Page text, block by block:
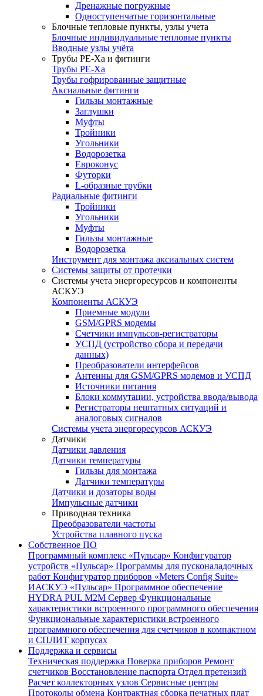
Дренажные погружные
Одноступенчатые горизонтальные
Блочные тепловые пункты, узлы учета
Блочные индивидуальные тепловые пункты
Вводные узлы учёта
Трубы РЕ-Ха и фитинги
Трубы РЕ-Ха
Трубы гофрированные защитные
Аксиальные фитинги
Гильзы монтажные
Заглушки
Муфты
Тройники
Угольники
Водорозетка
Евроконус
Футорки
L-образные трубки
Радиальные фитинги
Тройники
Угольники
Муфты
Гильзы монтажные
Водорозетка
Инструмент для монтажа аксиальных систем
Системы защиты от протечки
Системы учета энергоресурсов и компоненты
АСКУЭ
Компоненты АСКУЭ
Приемные модули
GSM/GPRS модемы
Счетчики импульсов-регистраторы
УСПД (устройство сбора и передачи
данных)
Преобразователи интерфейсов
Антенны для GSM/GPRS модемов и УСПД
Источники питания
Блоки коммутации, устройства ввода/вывода
Регистраторы нештатных ситуаций и
аналоговых сигналов
Системы учета энергоресурсов АСКУЭ
Датчики
Датчики давления
Датчики температуры
Гильзы для монтажа
Датчики температуры
Датчики и дозаторы воды
Импульсные датчики
Приводная техника
Преобразователи частоты
Устройства плавного пуска
Собственное ПО
Программный комплекс «Пульсар» Конфигуратор
устройств «Пульсар» Программы для пусконаладочных
работ Конфигуратор приборов «Meters Config Suite»
ИАСКУЭ «Пульсар» Программное обеспечение
HYDRA PUL M2M Сервер Функциональные
характеристики встроенного программного обеспечения
Функциональные характеристики встроенного
программного обеспечения для счетчиков в компактном
и СПЛИТ корпусах
Поддержка и сервисы
Техническая поддержка Поверка приборов Ремонт
счетчиков Восстановление паспорта Отдел претензий
Расчет коллекторных узлов Сервисные центры
Протоколы обмена Контрактная сборка печатных плат